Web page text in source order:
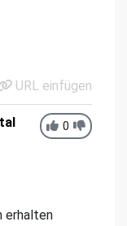
URL einfügen
0
erhalten